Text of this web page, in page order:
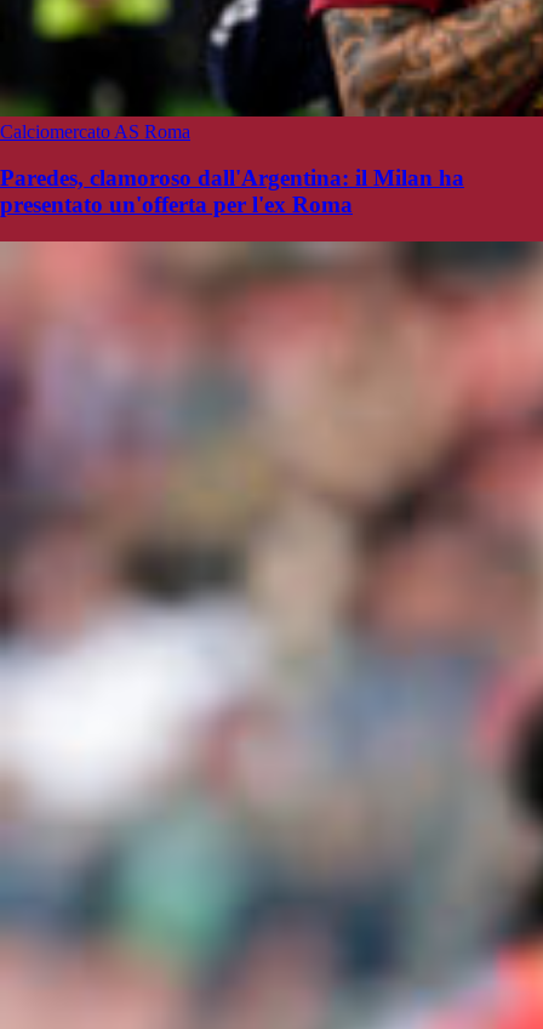
Calciomercato AS Roma
Paredes, clamoroso dall'Argentina: il Milan ha
presentato un'offerta per l'ex Roma